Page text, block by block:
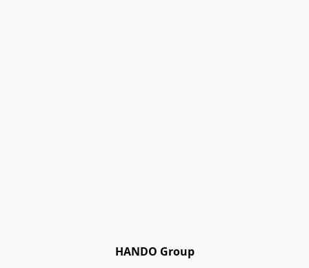
HANDO Group